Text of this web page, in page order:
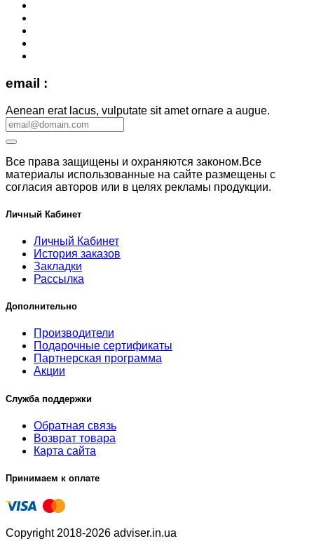
email :
Aenean erat lacus, vulputate sit amet ornare a augue.
Все права защищены и охраняются законом.Все
материалы использованные на сайте размещены с
согласия авторов или в целях рекламы продукции.
Личный Кабинет
Личный Кабинет
История заказов
Закладки
Рассылка
Дополнительно
Производители
Подарочные сертификаты
Партнерская программа
Акции
Служба поддержки
Обратная связь
Возврат товара
Карта сайта
Принимаем к оплате
Copyright 2018-2026 adviser.in.ua